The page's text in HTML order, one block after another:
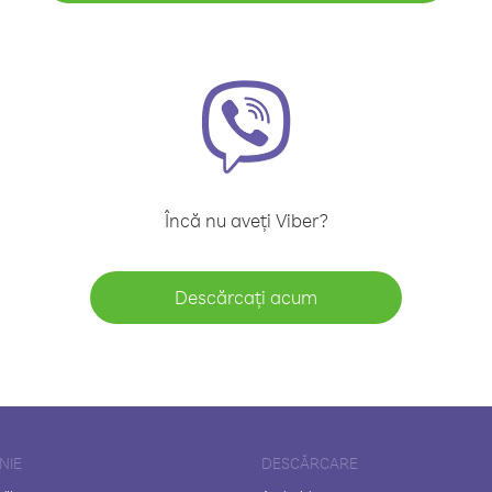
Încă nu aveți Viber?
Descărcați acum
DESCĂRCARE